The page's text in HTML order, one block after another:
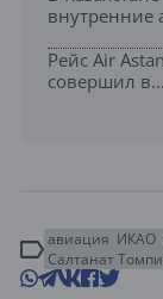
внутренние
Рейс Air
совершил в...
авиация ИКАО
Салтанат